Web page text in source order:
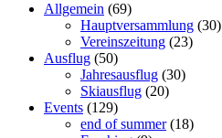
Allgemein (69)
Hauptversammlung (30)
Vereinszeitung (23)
Ausflug (50)
Jahresausflug (30)
Skiausflug (20)
Events (129)
end of summer(18)